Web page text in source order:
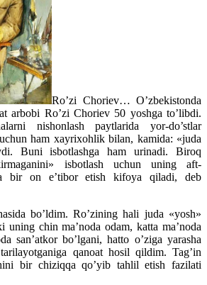
Ro’zi Choriev… O’zbekistonda
arbobi Ro’zi Choriev 50 yoshga to’libdi.
nishonlash paytlarida yor-do’stlar
ham xayrixohlik bilan, kamida: «juda
Buni isbotlashga ham urinadi. Biroq
isbotlash uchun uning aft-
bir on e’tibor etish kifoya qiladi, deb
bo’ldim. Ro’zining hali juda «yosh»
uning chin ma’noda odam, katta ma’noda
san’atkor bo’lgani, hatto o’ziga yarasha
qanoat hosil qildim. Tag’in
bir chiziqqa qo’yib tahlil etish fazilati